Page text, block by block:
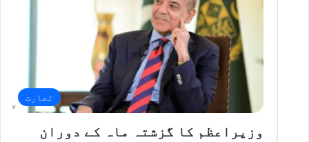
تجارت
وزیراعظم کا گزشتہ ماہ کے دوران